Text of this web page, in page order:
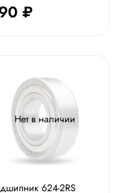
₽
Нет в наличии
624-2RS